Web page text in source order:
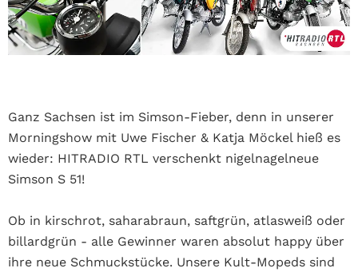
Ganz Sachsen ist im Simson-Fieber, denn in unserer
Morningshow mit Uwe Fischer & Katja Möckel hieß es
wieder: HITRADIO RTL verschenkt nigelnagelneue
Simson S 51!
Ob in kirschrot, saharabraun, saftgrün, atlasweiß oder
billardgrün - alle Gewinner waren absolut happy über
ihre neue Schmuckstücke. Unsere Kult-Mopeds sind